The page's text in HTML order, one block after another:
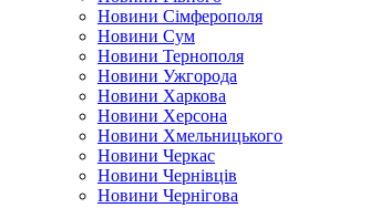
Новини Сімферополя
Новини Сум
Новини Тернополя
Новини Ужгорода
Новини Харкова
Новини Херсона
Новини Хмельницького
Новини Черкас
Новини Чернівців
Новини Чернігова